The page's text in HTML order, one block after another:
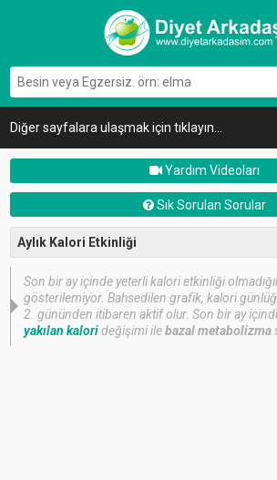
Diğer sayfalara ulaşmak için tıklayın...
Yardım Videoları
Sık Sorulan Sorular
Aylık Kalori Etkinliği
Son bir ay içinde yeterli kalori etkinliği
gösterilemiyor. Bahsedilen grafik, kalori
2. gününden itibaren aktif olur. Son bir ay
yakılan kalorideğişimi ilebazal metabolizma